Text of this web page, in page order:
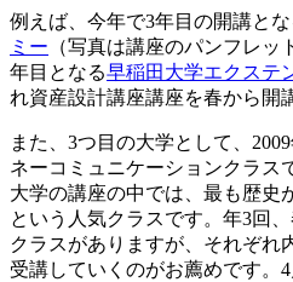
例えば、今年で3年目の開講とな
ミー （写真は講座のパンフレ
年目となる早稲田大学エクステ
れ資産設計講座講座を春から開
また、3つ目の大学として、
ネーコミュニケーションクラス
大学の講座の中では、最も歴史
という人気クラスです。年3回
クラスがありますが、それぞれ
受講していくのがお薦めです。